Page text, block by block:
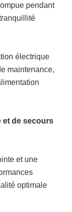
pendant
électrique
maintenance,
et de secours
et une
optimale